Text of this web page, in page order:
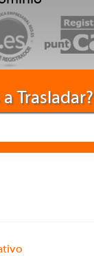
Trasladar?